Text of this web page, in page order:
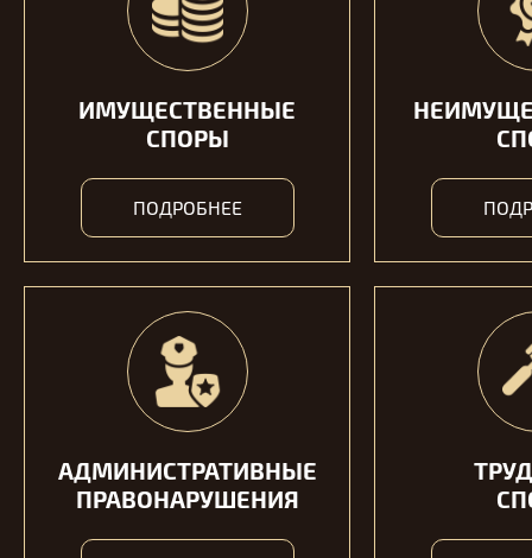
ИМУЩЕСТВЕННЫЕ
СПОРЫ
ПОДРОБНЕЕ
АДМИНИСТРАТИВНЫЕ
ПРАВОНАРУШЕНИЯ